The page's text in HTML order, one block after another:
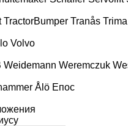
TractorBumper Tranås Trima
Volvo
Weidemann Weremczuk
Ålö Епос